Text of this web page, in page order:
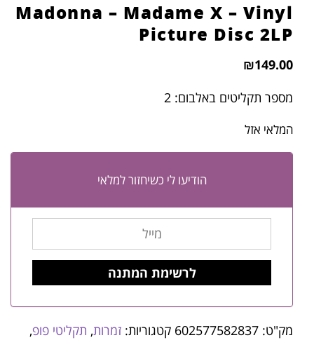
Madonna – Madame X – Vinyl
Picture Disc 2LP
₪149.00
מספר תקליטים באלבום: 2
המלאי אזל
הודיעו לי כשיחזור למלאי
מק"ט: 602577582837 קטגוריות: זמרות, תקליטי פופ,